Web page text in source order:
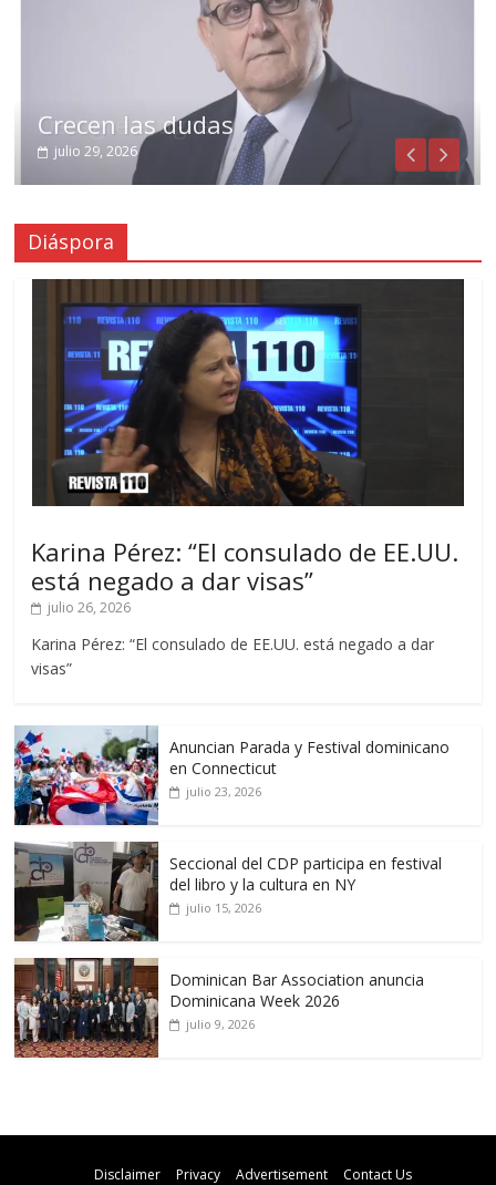
Crecen las dudas
julio 29, 2026
Diáspora
Karina Pérez: “El consulado de EE.UU.
está negado a dar visas”
julio 26, 2026
Karina Pérez: “El consulado de EE.UU. está negado a dar
visas”
Anuncian Parada y Festival dominicano
en Connecticut
julio 23, 2026
Seccional del CDP participa en festival
del libro y la cultura en NY
julio 15, 2026
Dominican Bar Association anuncia
Dominicana Week 2026
julio 9, 2026
Disclaimer Privacy Advertisement Contact Us